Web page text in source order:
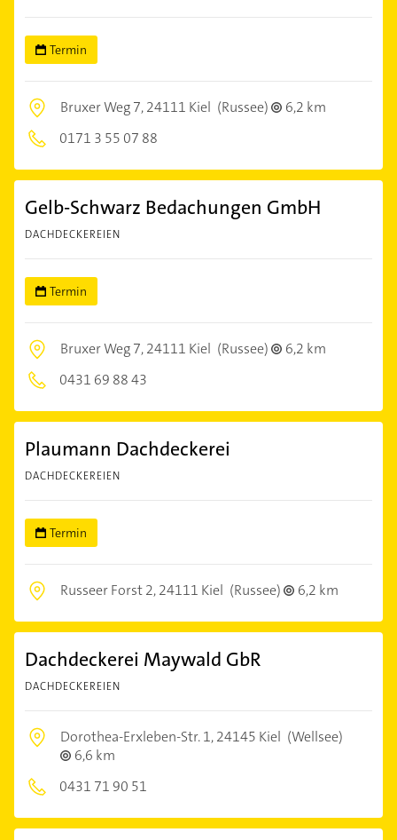
Termin
Bruxer Weg 7,24111 Kiel (Russee)
6,2 km
0171 3 55 07 88
Gelb-Schwarz Bedachungen GmbH
DACHDECKEREIEN
Termin
Bruxer Weg 7,24111 Kiel (Russee)
6,2 km
0431 69 88 43
Plaumann Dachdeckerei
DACHDECKEREIEN
Termin
Russeer Forst 2,24111 Kiel (Russee) 6,2 km
Dachdeckerei Maywald GbR
DACHDECKEREIEN
Dorothea-Erxleben-Str. 1,24145 Kiel (Wellsee)
6,6 km
0431 71 90 51